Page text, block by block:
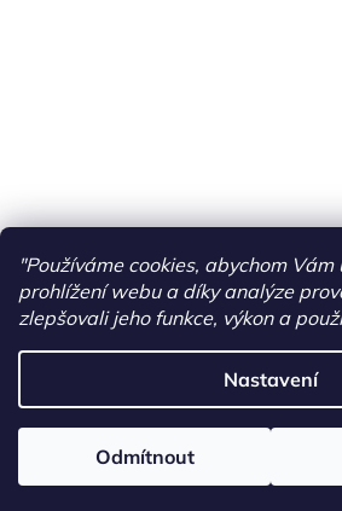
"Používáme cookies, abychom
prohlížení webu a díky analýze
zlepšovali jeho funkce, výkon a
Nastavení
Odmítnout
Vytvořil
Copyright 2026PONY RIDERS .